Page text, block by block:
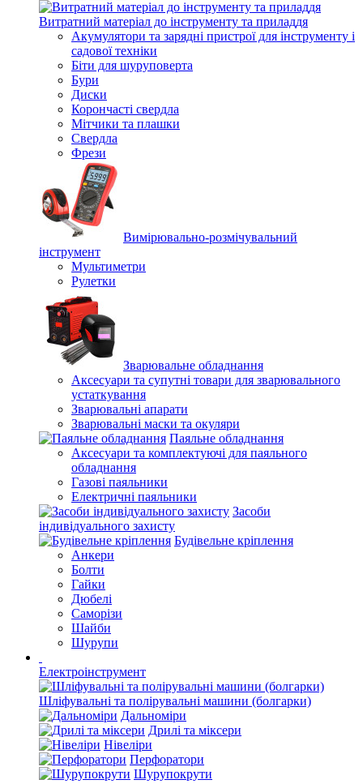
Витратний матеріал до інструменту та приладдя
Акумулятори та зарядні пристрої для інструменту і
садової техніки
Біти для шуруповерта
Бури
Диски
Корончасті свердла
Мітчики та плашки
Свердла
Фрези
Вимірювально-розмічувальний
інструмент
Мультиметри
Рулетки
Зварювальне обладнання
Аксесуари та супутні товари для зварювального
устаткування
Зварювальні апарати
Зварювальні маски та окуляри
Паяльне обладнання
Аксесуари та комплектуючі для паяльного
обладнання
Газові паяльники
Електричні паяльники
Засоби
індивідуального захисту
Будівельне кріплення
Анкери
Болти
Гайки
Дюбелі
Саморізи
Шайби
Шурупи
Електроінструмент
Шліфувальні та полірувальні машини (болгарки)
Дальноміри
Дрилі та міксери
Нівеліри
Перфоратори
Шурупокрути